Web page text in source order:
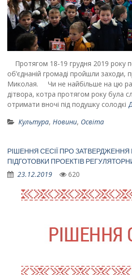
Протягом 18-19 грудня 2019 року
об’єднаній громаді пройшли заходи,
Миколая. Чи не найбільше на цю
дітвора, котра протягом року була
отримати вночі під подушку солодкі
Культура, Новини, Освіта
РІШЕННЯ СЕСІЇ ПРО ЗАТВЕРДЖЕННЯ
ПІДГОТОВКИ ПРОЕКТІВ
23.12.2019 620